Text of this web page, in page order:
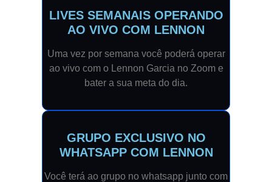
LIVES SEMANAIS OPERANDO
AO VIVO COM LENNON
Uma vez por semana você poderá operar
ao vivo com o Lennon Garcia no Zoom e
bater a sua meta do dia.
GRUPO EXCLUSIVO NO
WHATSAPP COM LENNON
Você terá ao grupo no whatsapp junto com